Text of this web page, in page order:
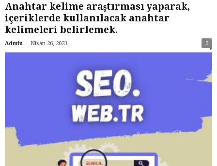
Anahtar kelime araştırması yaparak,
içeriklerde kullanılacak anahtar
kelimeleri belirlemek.
Admin - Nisan 26, 2023 0